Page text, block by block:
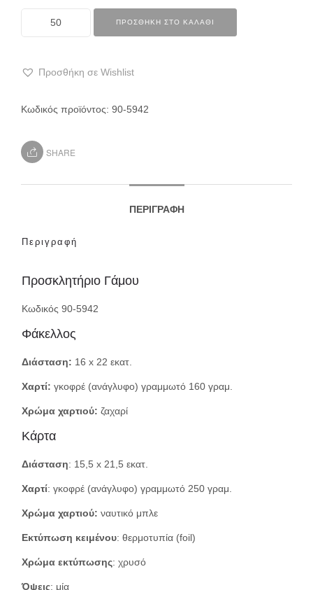
ΠΡΟΣΘΉΚΗ ΣΤΟ ΚΑΛΆΘΙ
Προσθήκη σε Wishlist
Κωδικός προϊόντος: 90-5942
SHARE
ΠΕΡΙΓΡΑΦΉ
Περιγραφή
Προσκλητήριο Γάμου
Κωδικός 90-5942
Φάκελλος
Διάσταση: 16 x 22 εκατ.
Χαρτί: γκοφρέ (ανάγλυφο) γραμμωτό 160 γραμ.
Χρώμα χαρτιού: ζαχαρί
Κάρτα
Διάσταση: 15,5 x 21,5 εκατ.
Χαρτί: γκοφρέ (ανάγλυφο) γραμμωτό 250 γραμ.
Χρώμα χαρτιού: ναυτικό μπλε
Εκτύπωση κειμένου: θερμοτυπία (foil)
Χρώμα εκτύπωσης: χρυσό
Όψεις: μία